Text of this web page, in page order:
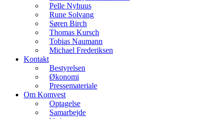
Pelle Nyhuus
Rune Solvang
Søren Birch
Thomas Kursch
Tobias Naumann
Michael Frederiksen
Kontakt
Bestyrelsen
Økonomi
Pressemateriale
Om Komvest
Optagelse
Samarbejde